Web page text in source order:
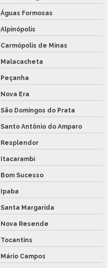
Águas Formosas
Alpinópolis
Carmópolis de Minas
Malacacheta
Peçanha
Nova Era
São Domingos do Prata
Santo Antônio do Amparo
Resplendor
Itacarambi
Bom Sucesso
Ipaba
Santa Margarida
Nova Resende
Tocantins
Mário Campos